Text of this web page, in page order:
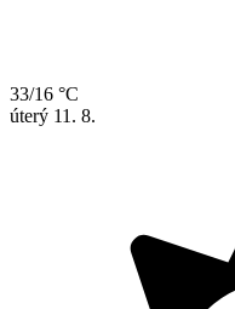
33/16 °C
úterý 11. 8.